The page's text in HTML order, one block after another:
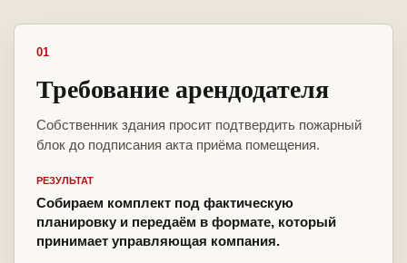
01
Требование арендодателя
Собственник здания просит подтвердить пожарный
блок до подписания акта приёма помещения.
РЕЗУЛЬТАТ
Собираем комплект под фактическую
планировку и передаём в формате, который
принимает управляющая компания.